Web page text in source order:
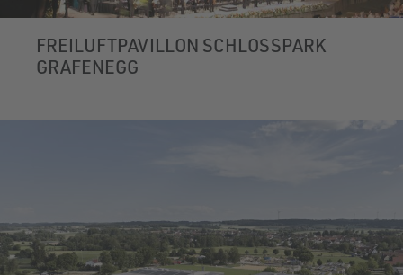
FREILUFTPAVILLON SCHLOSSPARK
GRAFENEGG